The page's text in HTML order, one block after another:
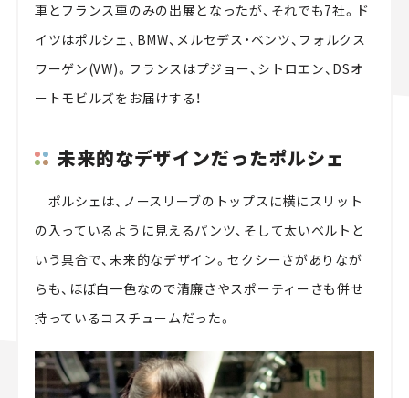
車とフランス車のみの出展となったが、それでも7社。ド
イツはポルシェ、BMW、メルセデス・ベンツ、フォルクス
ワーゲン(VW)。フランスはプジョー、シトロエン、DSオ
ートモビルズをお届けする！
未来的なデザインだったポルシェ
ポルシェは、ノースリーブのトップスに横にスリット
の入っているように見えるパンツ、そして太いベルトと
いう具合で、未来的なデザイン。セクシーさがありなが
らも、ほぼ白一色なので清廉さやスポーティーさも併せ
持っているコスチュームだった。